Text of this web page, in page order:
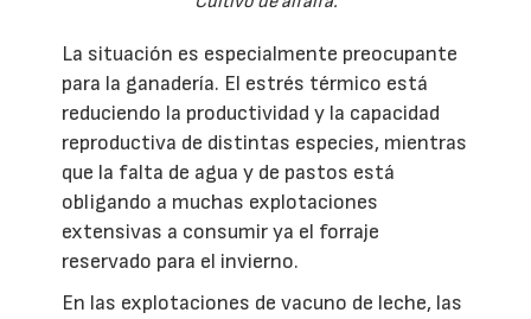
La situación es especialmente preocupante
para la ganadería. El estrés térmico está
reduciendo la productividad y la capacidad
reproductiva de distintas especies, mientras
que la falta de agua y de pastos está
obligando a muchas explotaciones
extensivas a consumir ya el forraje
reservado para el invierno.
En las explotaciones de vacuno de leche, las